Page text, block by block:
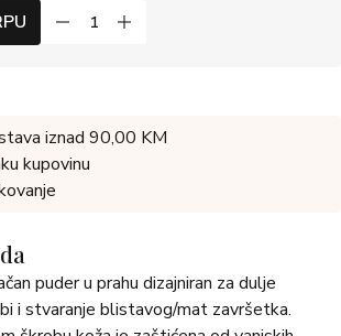
iznad 90,00 KM
kupovinu
puder u prahu dizajniran za dulje
i stvaranje blistavog/mat završetka.